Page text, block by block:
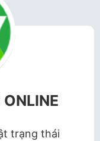
trạng thái